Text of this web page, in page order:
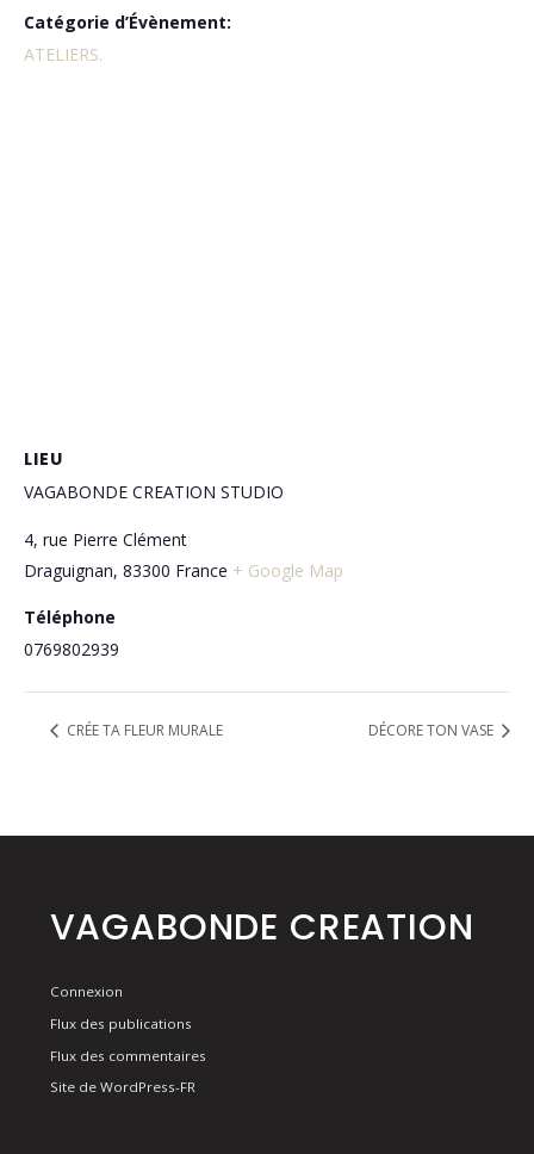
Catégorie d’Évènement:
ATELIERS.
LIEU
VAGABONDE CREATION STUDIO
4, rue Pierre Clément
Draguignan, 83300 France + Google Map
Téléphone
0769802939
CRÉE TA FLEUR MURALE DÉCORE TON VASE
VAGABONDE CREATION
Connexion
Flux des publications
Flux des commentaires
Site de WordPress-FR